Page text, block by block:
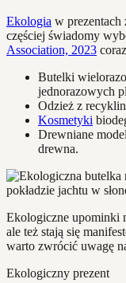
Ekologia w prezentach
częściej świadomy
Association, 2023
Butelki
jednorazowych
Odzież z
Kosmetyki
Drewniane
drewna.
Ekologiczne upominki
ale też stają się
warto zwrócić uwagę
Ekologiczny prezent